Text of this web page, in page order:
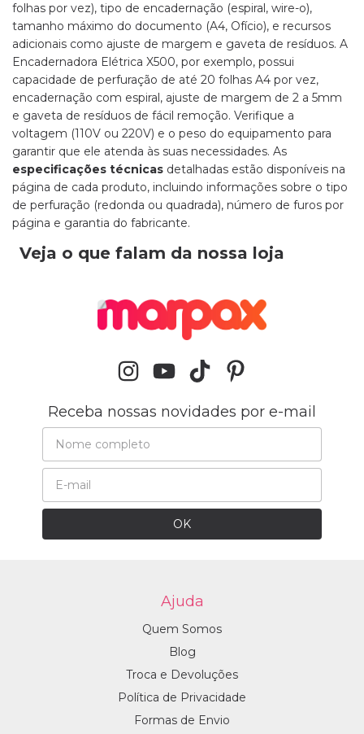
folhas por vez), tipo de encadernação (espiral, wire-o),
tamanho máximo do documento (A4, Ofício), e recursos
adicionais como ajuste de margem e gaveta de resíduos. A
Encadernadora Elétrica X500, por exemplo, possui
capacidade de perfuração de até 20 folhas A4 por vez,
encadernação com espiral, ajuste de margem de 2 a 5mm
e gaveta de resíduos de fácil remoção. Verifique a
voltagem (110V ou 220V) e o peso do equipamento para
garantir que ele atenda às suas necessidades. As
especificações técnicas detalhadas estão disponíveis na
página de cada produto, incluindo informações sobre o tipo
de perfuração (redonda ou quadrada), número de furos por
página e garantia do fabricante.
Veja o que falam da nossa loja
Receba nossas novidades por e-mail
Ajuda
Quem Somos
Blog
Troca e Devoluções
Política de Privacidade
Formas de Envio